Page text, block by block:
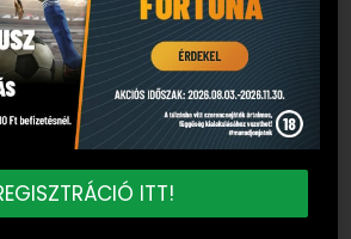
jeggyel rendelkezőknek
pont lehet. A Hősök
környéke azonban
zsúfolt lehet, ezért a
szabad túl szoros
betervezni a stadionba
ITT!